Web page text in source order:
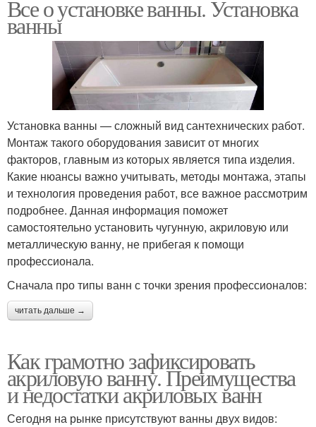
Все о установке ванны. Установка
ванны
Установка ванны — сложный вид сантехнических работ.
Монтаж такого оборудования зависит от многих
факторов, главным из которых является типа изделия.
Какие нюансы важно учитывать, методы монтажа, этапы
и технология проведения работ, все важное рассмотрим
подробнее. Данная информация поможет
самостоятельно установить чугунную, акриловую или
металлическую ванну, не прибегая к помощи
профессионала.
Сначала про типы ванн с точки зрения профессионалов:
читать дальше →
Как грамотно зафиксировать
акриловую ванну. Преимущества
и недостатки акриловых ванн
Сегодня на рынке присутствуют ванны двух видов: